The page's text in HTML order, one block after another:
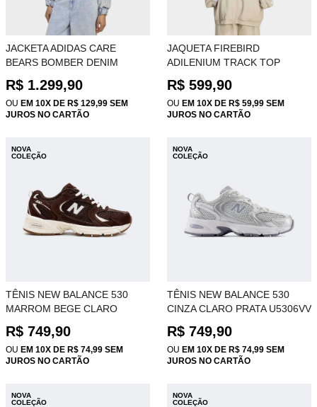
JACKETA ADIDAS CARE
BEARS BOMBER DENIM
KQ6747
R$ 1.299,90
OU EM 10X DE R$ 129,99 SEM
JUROS NO CARTÃO
JAQUETA FIREBIRD
ADILENIUM TRACK TOP
BEIGE KT0016
R$ 599,90
OU EM 10X DE R$ 59,99 SEM
JUROS NO CARTÃO
NOVA
COLEÇÃO
TÊNIS NEW BALANCE 530
MARROM BEGE CLARO
U5306VJ
R$ 749,90
OU EM 10X DE R$ 74,99 SEM
JUROS NO CARTÃO
NOVA
COLEÇÃO
TÊNIS NEW BALANCE 530
CINZA CLARO PRATA U5306VV
R$ 749,90
OU EM 10X DE R$ 74,99 SEM
JUROS NO CARTÃO
NOVA
COLEÇÃO
NOVA
COLEÇÃO